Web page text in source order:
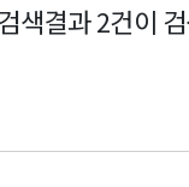
색결과 2건이